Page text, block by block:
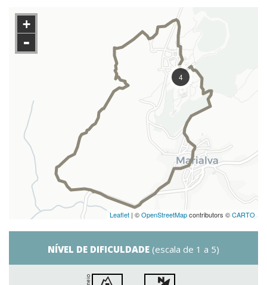
4
+
-
Leaflet | ©OpenStreetMapcontributors ©CARTO
NÍVEL DE DIFICULDADE (escala de 1 a 5)